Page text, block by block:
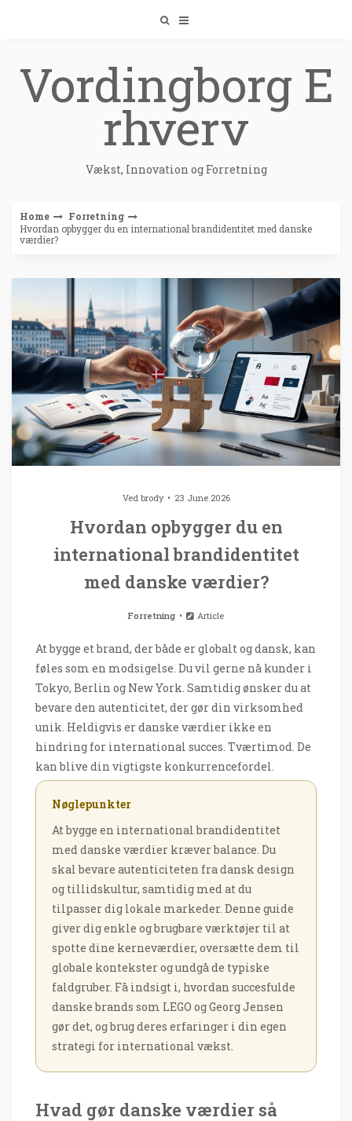
Vordingborg E
rhverv
Vækst, Innovation og Forretning
Home
Forretning
Hvordan opbygger du en international brandidentitet med danske
værdier?
Ved brody 23 June 2026
Hvordan opbygger du en
international brandidentitet
med danske værdier?
Forretning Article
At bygge et brand, der både er globalt og dansk, kan
føles som en modsigelse. Du vil gerne nå kunder i
Tokyo, Berlin og New York. Samtidig ønsker du at
bevare den autenticitet, der gør din virksomhed
unik. Heldigvis er danske værdier ikke en
hindring for international succes. Tværtimod. De
kan blive din vigtigste konkurrencefordel.
Nøglepunkter
At bygge en international brandidentitet
med danske værdier kræver balance. Du
skal bevare autenticiteten fra dansk design
og tillidskultur, samtidig med at du
tilpasser dig lokale markeder. Denne guide
giver dig enkle og brugbare værktøjer til at
spotte dine kerneværdier, oversætte dem til
globale kontekster og undgå de typiske
faldgruber. Få indsigt i, hvordan succesfulde
danske brands som LEGO og Georg Jensen
gør det, og brug deres erfaringer i din egen
strategi for international vækst.
Hvad gør danske værdier så